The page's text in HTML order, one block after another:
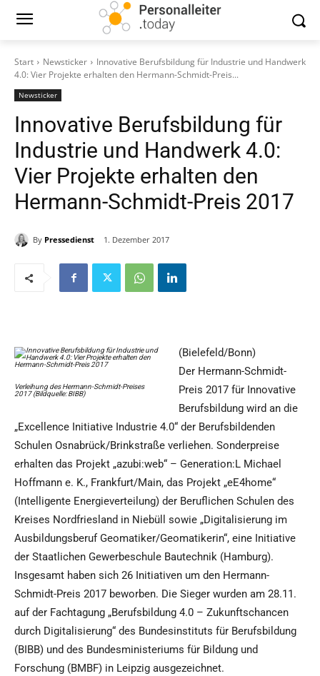
Start Newsticker
Innovative Berufsbildung für Industrie und Handwerk
4.0: Vier Projekte erhalten den Hermann-Schmidt-Preis...
Newsticker
Innovative Berufsbildung für
Industrie und Handwerk 4.0:
Vier Projekte erhalten den
Hermann-Schmidt-Preis 2017
By Pressedienst 1. Dezember 2017
Verleihung des Hermann-Schmidt-Preises
2017 (Bildquelle: BIBB)
(Bielefeld/Bonn)
Der Hermann-Schmidt-
Preis 2017 für Innovative
Berufsbildung wird an die
„Excellence Initiative Industrie 4.0“ der Berufsbildenden
Schulen Osnabrück/Brinkstraße verliehen. Sonderpreise
erhalten das Projekt „azubi:web“ – Generation:L Michael
Hoffmann e. K., Frankfurt/Main, das Projekt „eE4home“
(Intelligente Energieverteilung) der Beruflichen Schulen des
Kreises Nordfriesland in Niebüll sowie „Digitalisierung im
Ausbildungsberuf Geomatiker/Geomatikerin“, eine Initiative
der Staatlichen Gewerbeschule Bautechnik (Hamburg).
Insgesamt haben sich 26 Initiativen um den Hermann-
Schmidt-Preis 2017 beworben. Die Sieger wurden am 28.11.
auf der Fachtagung „Berufsbildung 4.0 – Zukunftschancen
durch Digitalisierung“ des Bundesinstituts für Berufsbildung
(BIBB) und des Bundesministeriums für Bildung und
Forschung (BMBF) in Leipzig ausgezeichnet.